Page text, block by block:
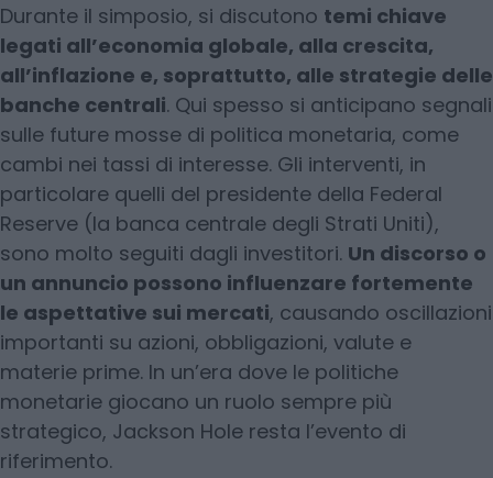
Durante il simposio, si discutono temi chiave
legati all’economia globale, alla crescita,
all’inflazione e, soprattutto, alle strategie delle
banche centrali. Qui spesso si anticipano segnali
sulle future mosse di politica monetaria, come
cambi nei tassi di interesse. Gli interventi, in
particolare quelli del presidente della Federal
Reserve (la banca centrale degli Strati Uniti),
sono molto seguiti dagli investitori. Un discorso o
un annuncio possono influenzare fortemente
le aspettative sui mercati, causando oscillazioni
importanti su azioni, obbligazioni, valute e
materie prime. In un’era dove le politiche
monetarie giocano un ruolo sempre più
strategico, Jackson Hole resta l’evento di
riferimento.